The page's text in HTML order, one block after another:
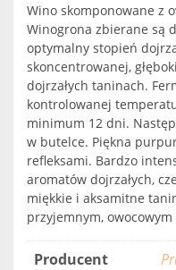
Wino skomponowane z
Winogrona zbierane są
optymalny stopień
skoncentrowanej,
dojrzałych taninach.
kontrolowanej
minimum 12 dni.
w butelce. Piękna
refleksami. Bardzo
aromatów dojrzałych,
miękkie i aksamitne
przyjemnym,
Producent